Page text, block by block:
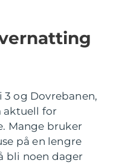
og Dovrebanen,
aktuell for
Mange bruker
på en lengre
bli noen dager